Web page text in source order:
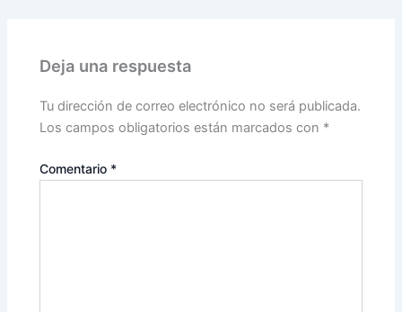
Deja una respuesta
Tu dirección de correo electrónico no será publicada.
Los campos obligatorios están marcados con *
Comentario *